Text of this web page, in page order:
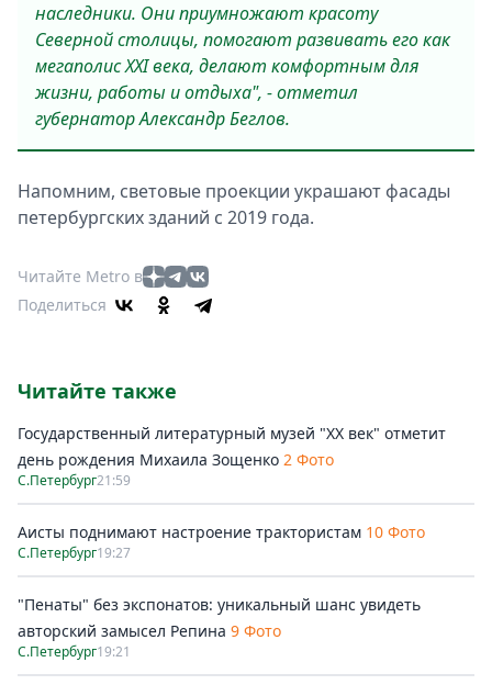
наследники. Они приумножают красоту
Северной столицы, помогают развивать его как
мегаполис XXI века, делают комфортным для
жизни, работы и отдыха", - отметил
губернатор Александр Беглов.
Напомним, световые проекции украшают фасады
петербургских зданий с 2019 года.
Читайте Metro в
Поделиться
Читайте также
Государственный литературный музей "ХХ век" отметит
день рождения Михаила Зощенко 2 Фото
С.Петербург21:59
Аисты поднимают настроение трактористам 10 Фото
С.Петербург19:27
"Пенаты" без экспонатов: уникальный шанс увидеть
авторский замысел Репина 9 Фото
С.Петербург19:21